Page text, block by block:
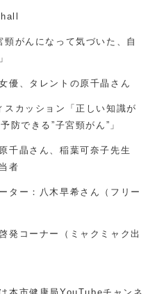
んになって気づいた、自
トの原千晶さん
ョン「正しい知識が
防できる”子宮頸がん”」
稲葉可奈子先生
者
早希さん（フリー
ナー（ミャクミャク出